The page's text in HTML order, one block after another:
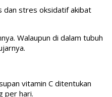
dan stres oksidatif akibat
Walaupun di dalam tubuh
vitamin C ditentukan
per hari.